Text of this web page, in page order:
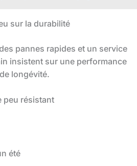
sur la durabilité
pannes rapides et un service
insistent sur une performance
longévité.
peu résistant
été